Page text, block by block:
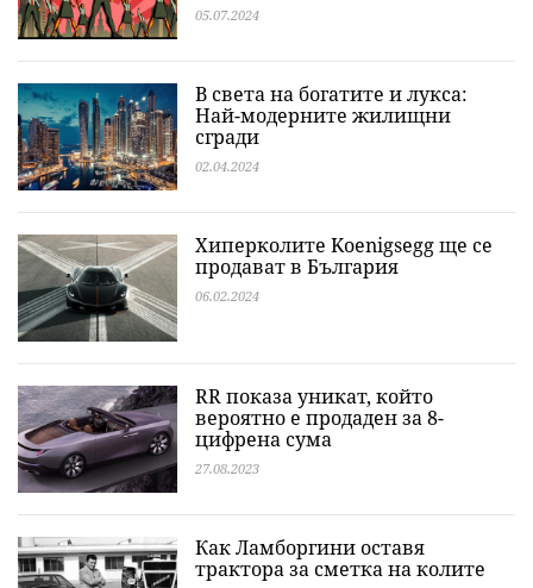
05.07.2024
В света на богатите и лукса:
Най-модерните жилищни
сгради
02.04.2024
Хиперколите Koenigsegg ще се
продават в България
06.02.2024
RR показа уникат, който
вероятно е продаден за 8-
цифрена сума
27.08.2023
Как Ламборгини оставя
трактора за сметка на колите